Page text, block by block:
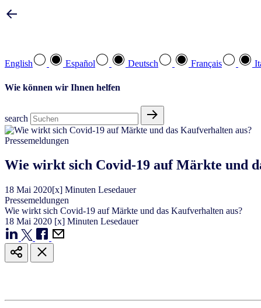
English Español Deutsch Français
Wie können wir Ihnen helfen
search
Pressemeldungen
Wie wirkt sich Covid-19 auf Märkte und
18 Mai 2020[x] Minuten Lesedauer
Pressemeldungen
Wie wirkt sich Covid-19 auf Märkte und das Kaufverhalten aus?
18 Mai 2020 [x] Minuten Lesedauer